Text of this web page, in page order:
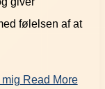
følelsen af at
Read More